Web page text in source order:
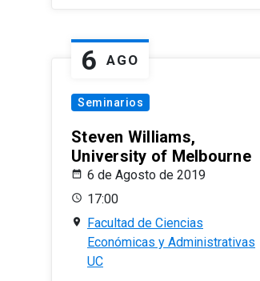
6 AGO
Seminarios
Steven Williams,
University of Melbourne
6 de Agosto de 2019
17:00
Facultad de Ciencias
Económicas y Administrativas
UC